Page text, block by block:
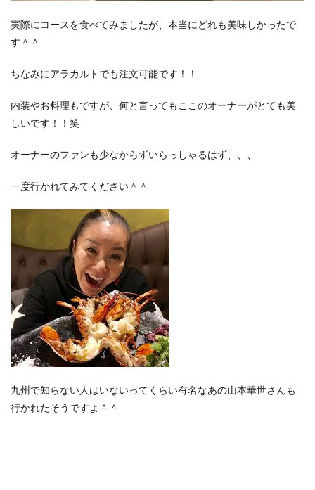
実際にコースを食べてみましたが、本当にどれも美味しかったで
す＾＾
ちなみにアラカルトでも注文可能です！！
内装やお料理もですが、何と言ってもここのオーナーがとても美
しいです！！笑
オーナーのファンも少なからずいらっしゃるはず、、、
一度行かれてみてください＾＾
九州で知らない人はいないってくらい有名なあの山本華世さんも
行かれたそうですよ＾＾